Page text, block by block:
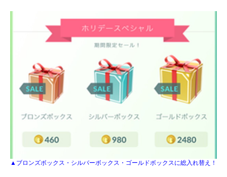
▲ブロンズボックス・シルバーボックス・ゴールドボックスに総入れ替え！